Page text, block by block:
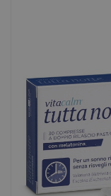
ALIMENTAZIONE
INTEGRATORI
CASA